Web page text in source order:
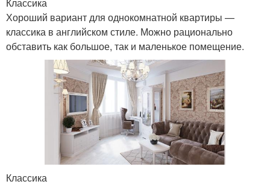
Хороший вариант для однокомнатной квартиры —
классика в английском стиле. Можно рационально
обставить как большое, так и маленькое помещение.
Классика